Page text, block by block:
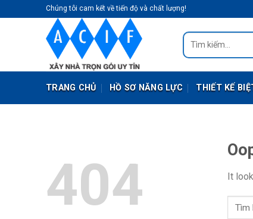
to
Chúng tôi cam kết về tiến độ và chất lượng!
Tìm
kiếm:
TRANG CHỦ HỒ SƠ NĂNG LỰC THIẾT KẾ
404 It